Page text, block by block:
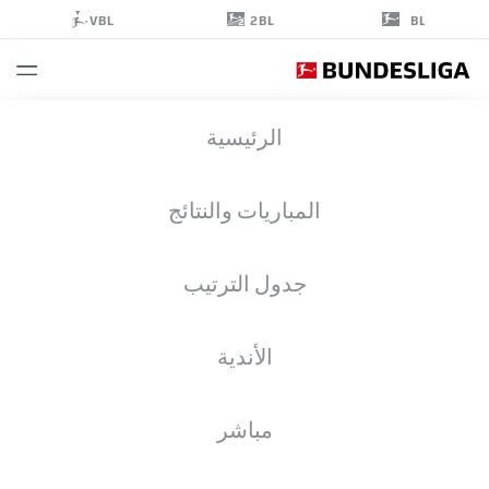
BL
2BL
VBL
الرئيسية
المباريات والنتائج
جدول الترتيب
الأندية
مباشر